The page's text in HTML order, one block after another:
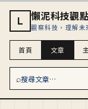
L 懶泥科技觀點
觀察科技，理解
⌕搜尋文章…
首頁 文章